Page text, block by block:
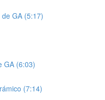
GA (5:17)
GA (6:03)
(7:14)